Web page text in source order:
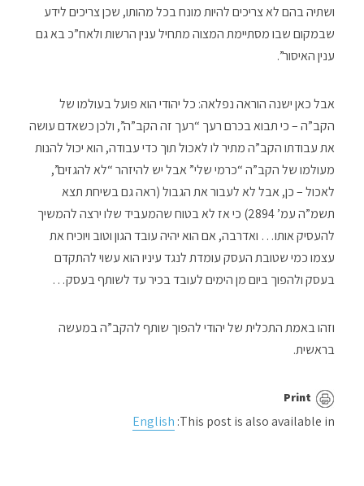
ושתיה בהם לא צריכים להיות מונח בכל מהותו, שכן צריכים לידע
שבמקום שבו מסתיימת המצוה מתחיל ענין הרשות ולאח”כ בא גם
ענין האיסור”.
אבל כאן ישנה הוראה נפלאה: כל יהודי הוא פועל בעולמו של
הקב”ה – כי תבוא בכרם רעך “רעך זה הקב”ה”, ולכן כשאדם עושה
את עבודתו הקב”ה מתיר לו לאכול תוך כדי עבודה, הוא יכול להנות
מעולמו של הקב”ה “כרמי שלי” אבל יש להיזהר “לא להגזים”,
לאכול – כן, אבל לא לעבור את הגבול (ראה גם בשיחת תצא
תשמ”ה עמ’ 2894) כי אז לא בטוח שהמעביד שלו ירצה להמשיך
להעסיק אותו… ואדרבה, אם הוא יהיה עובד הגון וטוב ויוכיח את
עצמו כמי שטובת העסק עומדת לנגד עיניו הוא עשוי להתקדם
בעסק ולהפוך ביום מן הימים לעובד בכיר עד לשותף בעסק…
וזהו באמת התכלית של יהודי להפוך שותף להקב”ה במעשה
בראשית.
Print
This post is also available in:
English